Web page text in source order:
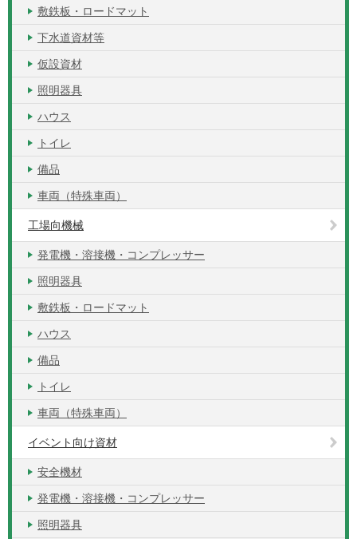
敷鉄板・ロードマット
下水道資材等
仮設資材
照明器具
ハウス
トイレ
備品
車両（特殊車両）
工場向機械
発電機・溶接機・コンプレッサー
照明器具
敷鉄板・ロードマット
ハウス
備品
トイレ
車両（特殊車両）
イベント向け資材
安全機材
発電機・溶接機・コンプレッサー
照明器具